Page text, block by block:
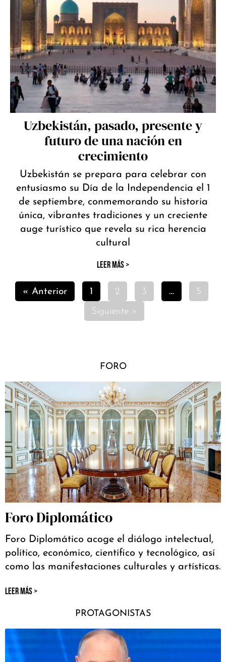
Uzbekistán, pasado, presente y
futuro de una nación en
crecimiento
Uzbekistán se prepara para celebrar con
entusiasmo su Día de la Independencia el 1
de septiembre, conmemorando su historia
única, vibrantes tradiciones y un creciente
auge turístico que revela su rica herencia
cultural
LEER MÁS >
« Anterior 1 2 3 … 5
Siguiente »
FORO
Foro Diplomático
Foro Diplomático acoge el diálogo intelectual,
político, económico, científico y tecnológico, así
como las manifestaciones culturales y artísticas.
LEER MÁS >
PROTAGONISTAS